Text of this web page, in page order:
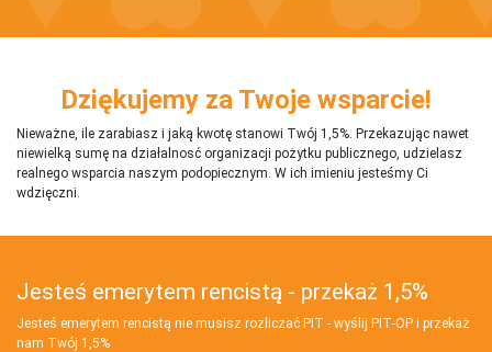
Dziękujemy za Twoje wsparcie!
Nieważne, ile zarabiasz i jaką kwotę stanowi Twój 1,5%. Przekazując nawet
niewielką sumę na działalnosć organizacji pożytku publicznego, udzielasz
realnego wsparcia naszym podopiecznym. W ich imieniu jesteśmy Ci
wdzięczni.
Jesteś emerytem rencistą - przekaż 1,5%
Jesteś emerytem rencistą nie musisz rozliczać PIT - wyślij PIT‑OP i przekaż
nam Twój 1,5%